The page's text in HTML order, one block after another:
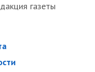
газеты